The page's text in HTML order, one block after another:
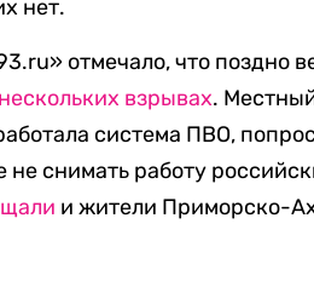
нет.
отмечало, что поздно
нескольких взрывах.
система ПВО,
не снимать работу
и жители Приморско-